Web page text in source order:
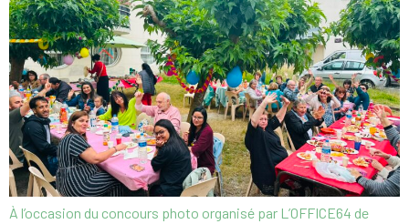
À l’occasion du concours photo organisé par L’OFFICE64 de